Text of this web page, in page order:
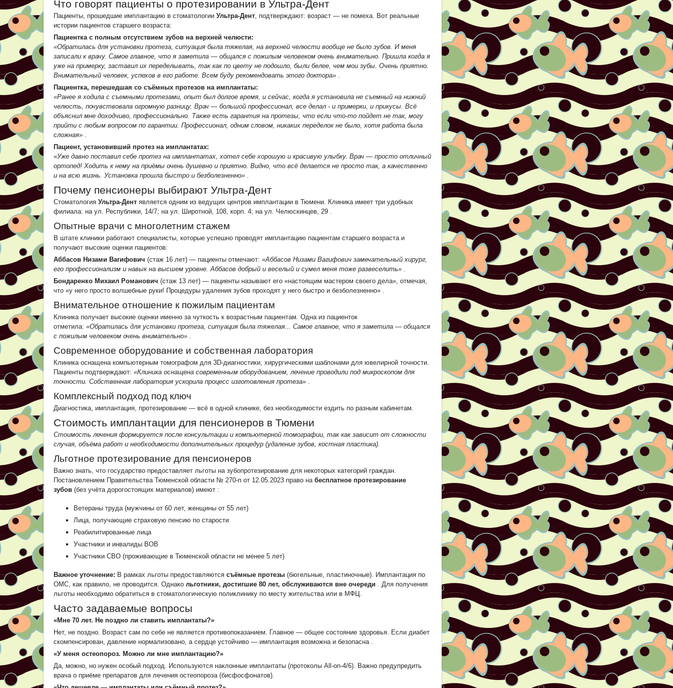
Что говорят пациенты о протезировании в Ультра-Дент
Пациенты, прошедшие имплантацию в стоматологии Ультра-Дент, подтверждают: возраст — не помеха. Вот реальные
истории пациентов старшего возраста:
Пациентка с полным отсутствием зубов на верхней челюсти:
«Обратилась для установки протеза, ситуация была тяжелая, на верхней челюсти вообще не было зубов. И меня
записали к врачу. Самое главное, что я заметила — общался с пожилым человеком очень внимательно. Пришла когда я
уже на примерку, заставил их переделывать, так как по цвету не подошло, были белее, чем мои зубы. Очень приятно.
Внимательный человек, успехов в его работе. Всем буду рекомендовать этого доктора» .
Пациентка, перешедшая со съёмных протезов на имплантаты:
«Ранее я ходила с съемными протезами, опыт был долгое время, и сейчас, когда я установила не съемный на нижний
челюсть, почувствовала огромную разницу. Врач — большой профессионал, все делал - и примерки, и прикусы. Всё
объяснил мне доходчиво, профессионально. Также есть гарантия на протезы, что если что-то пойдет не так, могу
прийти с любым вопросом по гарантии. Профессионал, одним словом, никаких переделок не было, хотя работа была
сложная» .
Пациент, установивший протез на имплантатах:
«Уже давно поставил себе протез на имплантатах, хотел себе хорошую и красивую улыбку. Врач — просто отличный
ортопед! Ходить к нему на приёмы очень душевно и приятно. Видно, что всё делается не просто так, а качественно
и на всю жизнь. Установка прошла быстро и безболезненно» .
Почему пенсионеры выбирают Ультра-Дент
Стоматология Ультра-Дент является одним из ведущих центров имплантации в Тюмени. Клиника имеет три удобных
филиала: на ул. Республики, 14/7; на ул. Широтной, 108, корп. 4; на ул. Челюскинцев, 29 .
Опытные врачи с многолетним стажем
В штате клиники работают специалисты, которые успешно проводят имплантацию пациентам старшего возраста и
получают высокие оценки пациентов:
Аббасов Низами Вагифович (стаж 16 лет) — пациенты отмечают: «Аббасов Низами Вагифович замечательный хирург,
его профессионализм и навык на высшем уровне. Аббасов добрый и веселый и сумел меня тоже развеселить» .
Бондаренко Михаил Романович (стаж 13 лет) — пациенты называют его «настоящим мастером своего дела», отмечая,
что «у него просто волшебные руки! Процедуры удаления зубов проходят у него быстро и безболезненно» .
Внимательное отношение к пожилым пациентам
Клиника получает высокие оценки именно за чуткость к возрастным пациентам. Одна из пациенток
отметила: «Обратилась для установки протеза, ситуация была тяжелая... Самое главное, что я заметила — общался
с пожилым человеком очень внимательно» .
Современное оборудование и собственная лаборатория
Клиника оснащена компьютерным томографом для 3D-диагностики, хирургическими шаблонами для ювелирной точности.
Пациенты подтверждают: «Клиника оснащена современным оборудованием, лечение проводили под микроскопом для
точности. Собственная лаборатория ускорила процесс изготовления протеза» .
Комплексный подход под ключ
Диагностика, имплантация, протезирование — всё в одной клинике, без необходимости ездить по разным кабинетам.
Стоимость имплантации для пенсионеров в Тюмени
Стоимость лечения формируется после консультации и компьютерной томографии, так как зависит от сложности
случая, объёма работ и необходимости дополнительных процедур (удаление зубов, костная пластика).
Льготное протезирование для пенсионеров
Важно знать, что государство предоставляет льготы на зубопротезирование для некоторых категорий граждан.
Постановлением Правительства Тюменской области № 270-п от 12.05.2023 право на бесплатное протезирование
зубов (без учёта дорогостоящих материалов) имеют :
Ветераны труда (мужчины от 60 лет, женщины от 55 лет)
Лица, получающие страховую пенсию по старости
Реабилитированные лица
Участники и инвалиды ВОВ
Участники СВО (проживающие в Тюменской области не менее 5 лет)
Важное уточнение: В рамках льготы предоставляются съёмные протезы (бюгельные, пластиночные). Имплантация по
ОМС, как правило, не проводится. Однако льготники, достигшие 80 лет, обслуживаются вне очереди . Для получения
льготы необходимо обратиться в стоматологическую поликлинику по месту жительства или в МФЦ.
Часто задаваемые вопросы
«Мне 70 лет. Не поздно ли ставить имплантаты?»
Нет, не поздно. Возраст сам по себе не является противопоказанием. Главное — общее состояние здоровья. Если диабет
скомпенсирован, давление нормализовано, а сердце устойчиво — имплантация возможна и безопасна .
«У меня остеопороз. Можно ли мне имплантацию?»
Да, можно, но нужен особый подход. Используются наклонные имплантаты (протоколы All-on-4/6). Важно предупредить
врача о приёме препаратов для лечения остеопороза (бисфосфонатов).